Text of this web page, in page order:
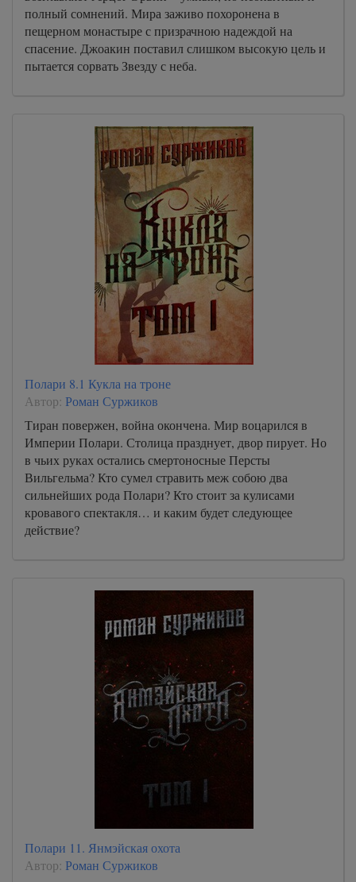
полный сомнений. Мира заживо похоронена в
пещерном монастыре с призрачною надеждой на
спасение. Джоакин поставил слишком высокую цель и
пытается сорвать Звезду с неба.
Полари 8.1 Кукла на троне
Автор: Роман Суржиков
Тиран повержен, война окончена. Мир воцарился в
Империи Полари. Столица празднует, двор пирует. Но
в чьих руках остались смертоносные Персты
Вильгельма? Кто сумел стравить меж собою два
сильнейших рода Полари? Кто стоит за кулисами
кровавого спектакля… и каким будет следующее
действие?
Полари 11. Янмэйская охота
Автор: Роман Суржиков